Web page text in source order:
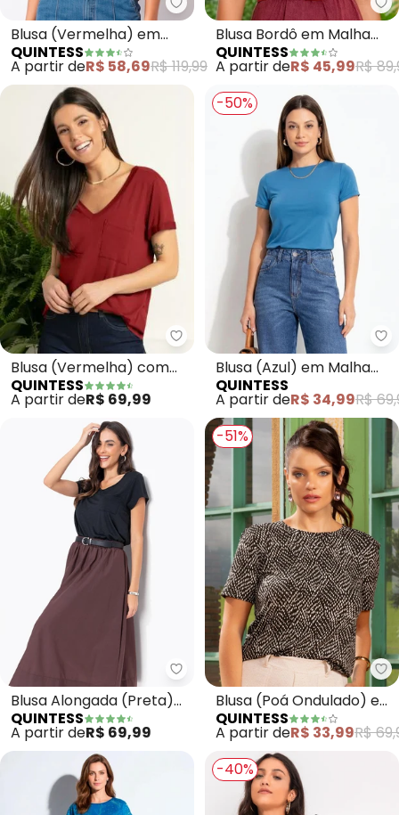
Quintess - Blusa (Vermelha)
Blusa (Vermelha) em
Malha com Lurex
QUINTESS
A partir deR$ 58,69R$ 119,99
Blusa Bordô em Malha
Suede com Recorte no
Decote
QUINTESS
A partir deR$ 45,99R$
Quintess - Blusa (Vermelha)
Blusa (Vermelha) com
Decote V e Bolso Frontal
QUINTESS
A partir deR$ 69,99
-50%
Blusa (Azul) em Malha
Fria
QUINTESS
A partir deR$ 34,99R$
Quintess - Blusa Alongada
Blusa Alongada (Preta)
com Decote V
QUINTESS
A partir deR$ 69,99
-51%
Blusa (Poá Ondulado) em
Malha de Viscose
QUINTESS
A partir deR$ 33,99R$
-40%